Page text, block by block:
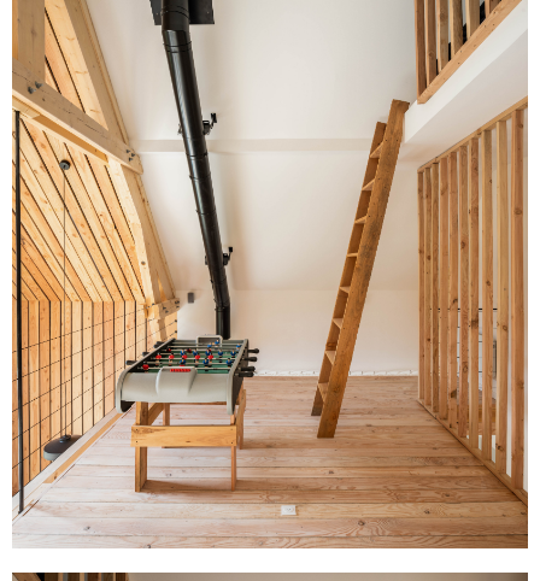
Toutes les photographies sont la propriété de Quentin Besson.
Aucune photographie ne peut être reproduite ou utilisée sans permission.
Tous droits réservés.
© Copyright Quentin Besson